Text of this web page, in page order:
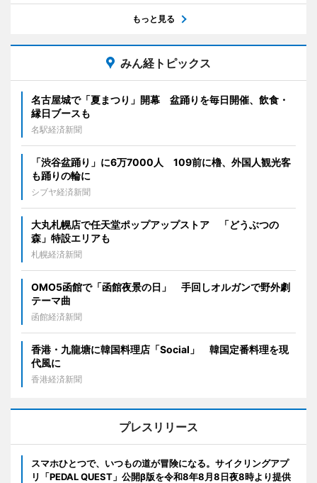
もっと見る
みん経トピックス
名古屋城で「夏まつり」開幕 盆踊りを毎日開催、飲食・
縁日ブースも
名駅経済新聞
「渋谷盆踊り」に6万7000人 109前に櫓、外国人観光客
も踊りの輪に
シブヤ経済新聞
大丸札幌店で任天堂ポップアップストア 「どうぶつの
森」特設エリアも
札幌経済新聞
OMO5函館で「函館夜景の日」 手回しオルガンで野外劇
テーマ曲
函館経済新聞
香港・九龍塘に韓国料理店「Social」 韓国定番料理を現
代風に
香港経済新聞
プレスリリース
スマホひとつで、いつもの道が冒険になる。サイクリングアプ
リ「PEDAL QUEST」公開β版を令和8年8月8日夜8時より提供